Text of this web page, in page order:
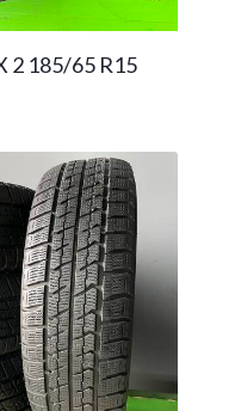
2 185/65 R15